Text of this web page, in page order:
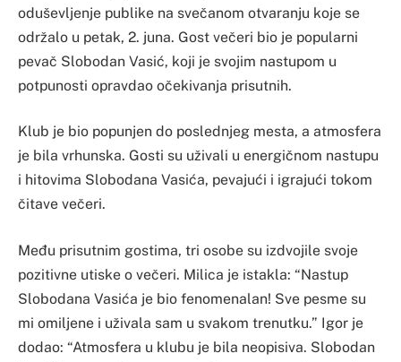
oduševljenje publike na svečanom otvaranju koje se
održalo u petak, 2. juna. Gost večeri bio je popularni
pevač Slobodan Vasić, koji je svojim nastupom u
potpunosti opravdao očekivanja prisutnih.
Klub je bio popunjen do poslednjeg mesta, a atmosfera
je bila vrhunska. Gosti su uživali u energičnom nastupu
i hitovima Slobodana Vasića, pevajući i igrajući tokom
čitave večeri.
Među prisutnim gostima, tri osobe su izdvojile svoje
pozitivne utiske o večeri. Milica je istakla: “Nastup
Slobodana Vasića je bio fenomenalan! Sve pesme su
mi omiljene i uživala sam u svakom trenutku.” Igor je
dodao: “Atmosfera u klubu je bila neopisiva. Slobodan